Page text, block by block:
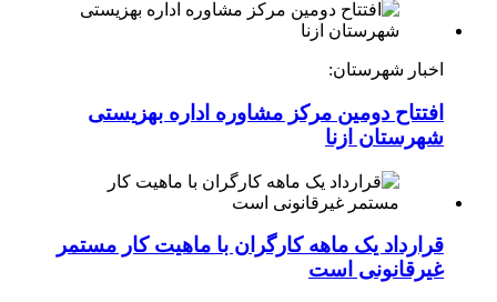
اخبار شهرستان:
افتتاح دومین مرکز مشاوره اداره بهزیستی
شهرستان ازنا
قرارداد یک ماهه کارگران با ماهیت کار مستمر
غیرقانونی است